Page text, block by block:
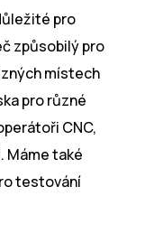
pro
způsobilý pro
místech
pro různé
CNC,
Máme také
testování